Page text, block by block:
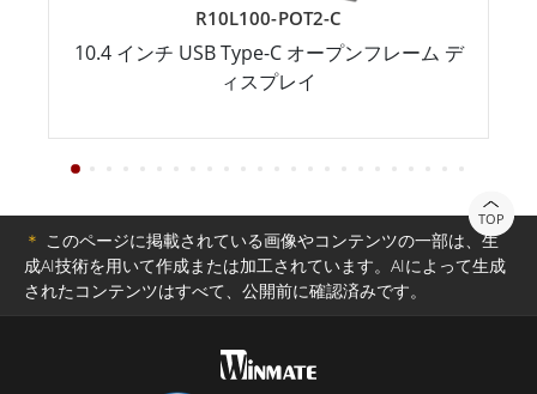
R10L100-POT2-C
10.4 インチ USB Type-C オープンフレーム デ
ィスプレイ
TOP
＊ このページに掲載されている画像やコンテンツの一部は、生
成AI技術を用いて作成または加工されています。AIによって生成
されたコンテンツはすべて、公開前に確認済みです。